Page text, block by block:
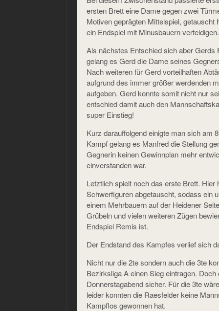
ersten Brett eine Dame gegen zwei
Motiven geprägten Mittelspiel,
ein Endspiel mit Minusbauern verteidigen.
Als nächstes Entschied sich aber Gerds
gelang es Gerd die Dame seines
Nach weiteren für Gerd vorteilhaften
aufgrund des immer größer werdenden
aufgeben. Gerd konnte somit nicht nur
entschied damit auch den
super Einstieg!
Kurz darauffolgend einigte man sich am
Kampf gelang es Manfred die Stellung
Gegnerin keinen Gewinnplan mehr
einverstanden war.
Letztlich spielt noch das erste Brett. Hier
Schwerfiguren abgetauscht, sodass ein
einem Mehrbauern auf der Heidener
Grübeln und vielen weiteren Zügen
Endspiel Remis ist.
Der Endstand des Kampfes verlief sich
Nicht nur die 2te sondern auch die 3te
Bezirksliga A einen Sieg eintragen.
Donnerstagabend sicher. Für die 3te
leider konnten die Raesfelder keine
Kampflos gewonnen hat.